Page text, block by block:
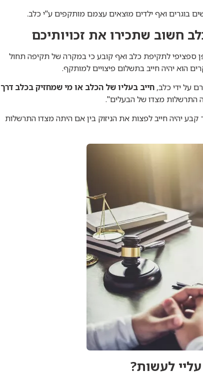
בוגרים ואף ילדים מוצאים עצמם מותקפים ע"י כלב.
חשוב שתכירו את זכויותיכם
ספציפי לתקיפת כלב ואף קובע כי במקרה של תקיפה תחול
הוא יהיה חייב בתשלום פיצויים למותקף.
חייב בעליו של הכלב או מי שמחזיק בכלב דרך
התרשלות מצדו של הבעלים".
יהיה חייב לפצות את הניזוק בין אם היתה מצדו התרשלות
לעשות?